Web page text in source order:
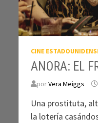
CINE
ANORA: EL
porVera Meiggs
Una prostituta,
la lotería